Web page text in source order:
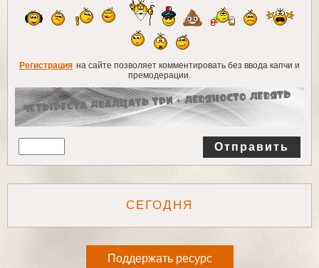
Регистрация на сайте позволяет комментировать без ввода капчи и
премодерации.
Отправить
СЕГОДНЯ
Поддержать ресурс